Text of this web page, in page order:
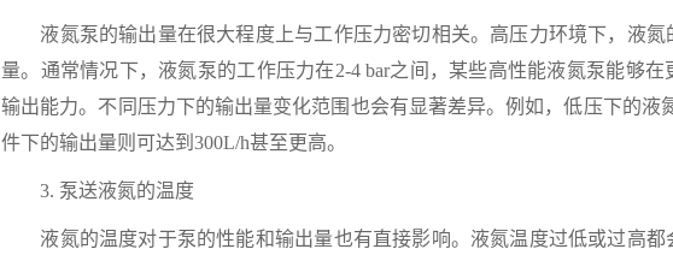
液氮泵的输出量在很大程度上与工作压力密切相关。高压力环境下，液氮
量。通常情况下，液氮泵的工作压力在2-4 bar之间，某些高性能液氮泵能够
输出能力。不同压力下的输出量变化范围也会有显著差异。例如，低压下的液
件下的输出量则可达到300L/h甚至更高。
3. 泵送液氮的温度
液氮的温度对于泵的性能和输出量也有直接影响。液氮温度过低或过高都